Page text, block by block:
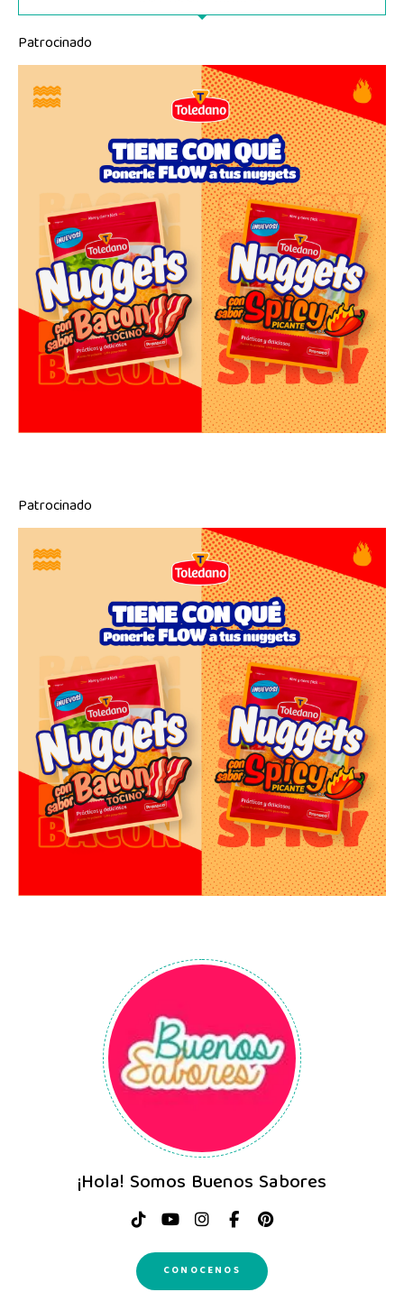
Patrocinado
Patrocinado
¡Hola! Somos Buenos Sabores
CONOCENOS